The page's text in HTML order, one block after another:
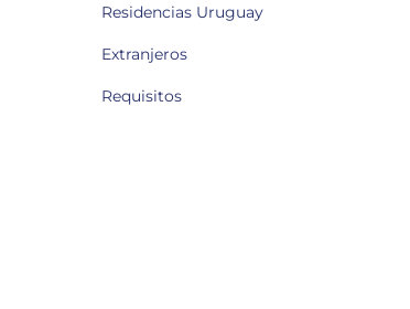
Residencias Uruguay
Extranjeros
Requisitos